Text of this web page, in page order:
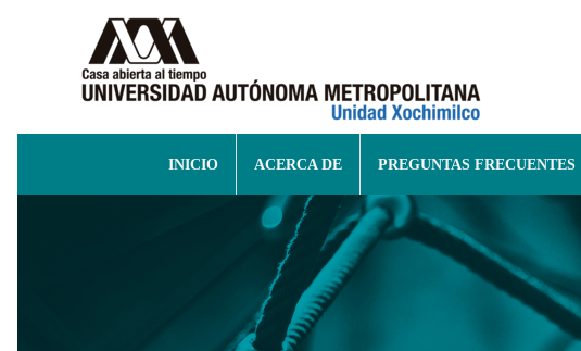
INICIO ACERCA DE PREGUNTAS FRECUENTES